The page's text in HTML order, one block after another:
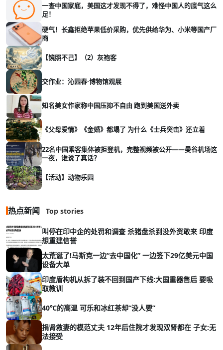
一查中国家底，美国这才发现不得了，难怪中国人的底气这么
足！
硬气！长鑫拒绝苹果低价采购，优先供给华为、小米等国产厂
商
【镜照不己】（2）灰袍客
交作业：沁园春·博物馆观展
知名美女作家称中国压抑不自由 跑到美国送外卖
《父母爱情》《金婚》都塌了 为什么《士兵突击》还立着
22名中国乘客集体被拒登机，完整视频被公开——曼谷机场这
一夜，谁说了真话？
【活动】动物乐园
热点新闻 Top stories
叫停在印中企的处罚和调查 杀猪盘杀到没外资敢来 印度
想重建信誉
太荒诞了!马斯克一边“去中国化” 一边签下29亿美元中国
设备大单
印度盾构机从拆了装不回到国产下线:大国重器售后 要吸
取教训
40℃的高温 可乐和冰红茶却“没人要”
捐肾救妻的模范丈夫 12年后住院才发现双肾都在 子女:无
法接受